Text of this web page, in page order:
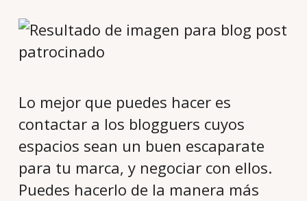
Lo mejor que puedes hacer es
contactar a los blogguers cuyos
espacios sean un buen escaparate
para tu marca, y negociar con ellos.
Puedes hacerlo de la manera más